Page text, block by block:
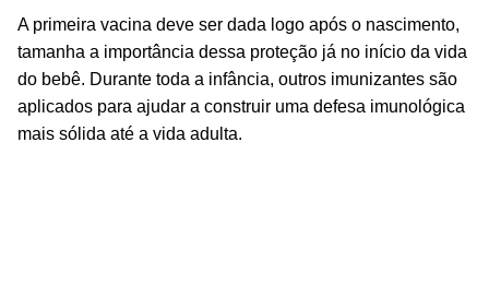
A primeira vacina deve ser dada logo após o nascimento,
tamanha a importância dessa proteção já no início da vida
do bebê. Durante toda a infância, outros imunizantes são
aplicados para ajudar a construir uma defesa imunológica
mais sólida até a vida adulta.